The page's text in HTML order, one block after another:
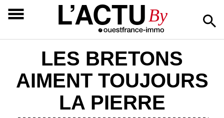
L’ACTUBy
LES BRETONS
AIMENT TOUJOURS
LA PIERRE